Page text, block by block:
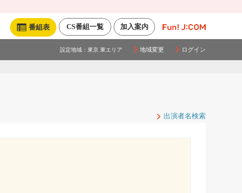
加入案内
CS番組一覧
番組表
設定地域： 東京 東エリア 地域変更 ログイン
出演者名検索